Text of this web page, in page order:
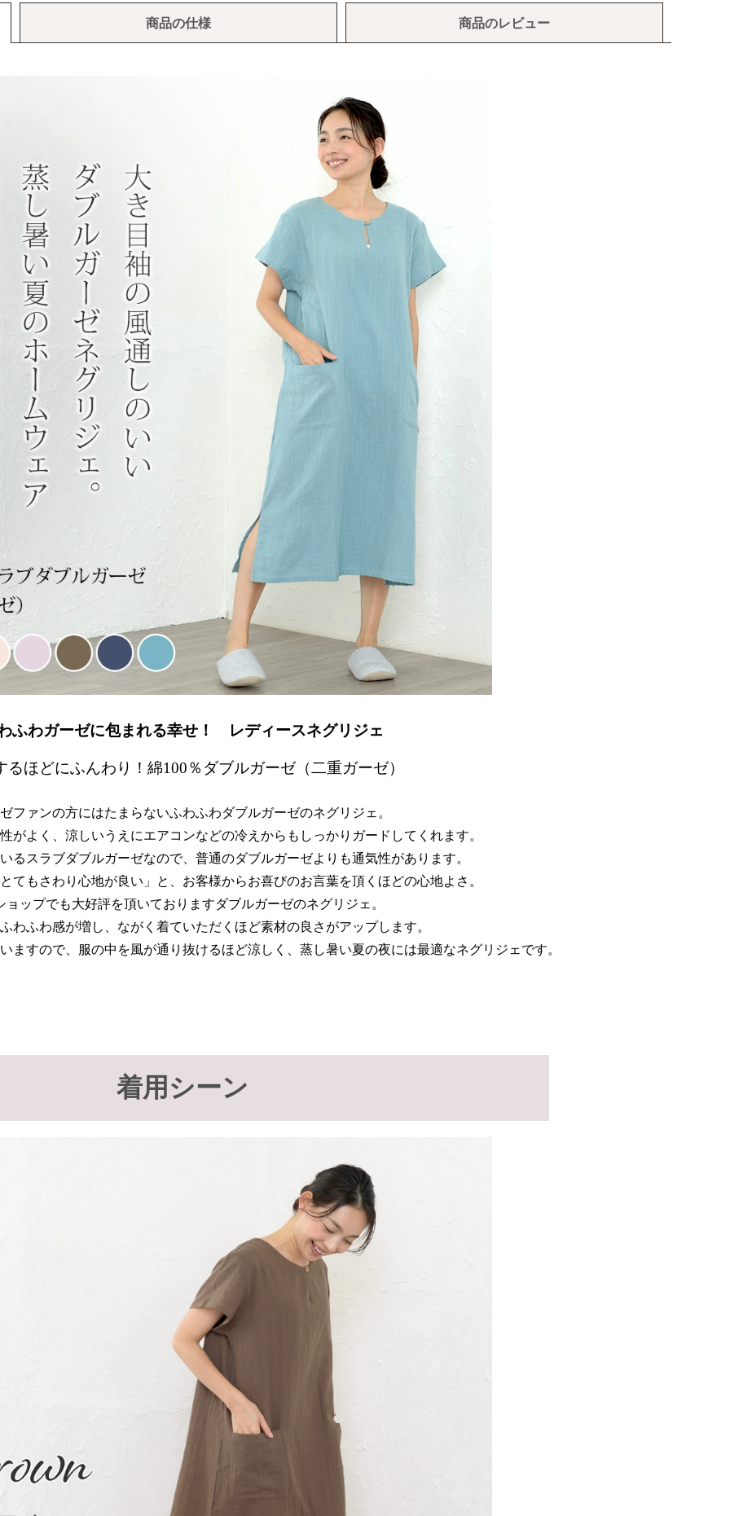
商品の仕様 商品のレビュー
ふわガーゼに包まれる幸せ！ レディースネグリジェ
るほどにふんわり！綿100％ダブルガーゼ（二重ガーゼ）
ファンの方にはたまらないふわふわダブルガーゼのネグリジェ。
がよく、涼しいうえにエアコンなどの冷えからもしっかりガードしてくれます。
るスラブダブルガーゼなので、普通のダブルガーゼよりも通気性があります。
てもさわり心地が良い」と、お客様からお喜びのお言葉を頂くほどの心地よさ。
ョップでも大好評を頂いておりますダブルガーゼのネグリジェ。
わふわ感が増し、ながく着ていただくほど素材の良さがアップします。
ますので、服の中を風が通り抜けるほど涼しく、蒸し暑い夏の夜には最適なネグリジェです。
着用シーン